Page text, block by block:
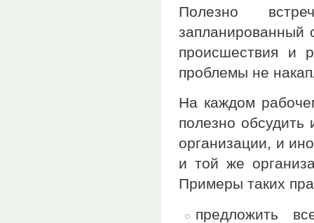
Полезно
запланированный
происшествия и
проблемы не
На каждом
полезно
организации, и
и той же
Примеры таких
предложить